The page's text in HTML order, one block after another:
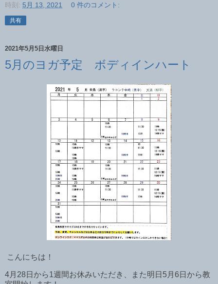
時刻: 5月 13, 2021 0 件のコメント:
共有
2021年5月5日水曜日
5月のヨガ予定 ボディインハート
こんにちは！
4月28日から1週間お休みいただき、また明日5月6日から教